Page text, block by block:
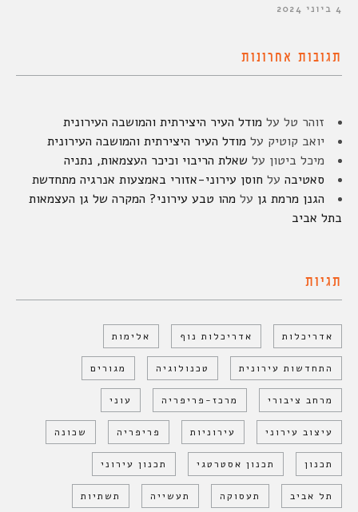
4 ביוני 2024
תגובות אחרונות
זוהר טל על מודל העיר היצירתית והמושבה העירונית
יואב קוטיק על מודל העיר היצירתית והמושבה העירונית
מיכל ביטון על שאלת הריבוי וכיכר העצמאות, נתניה
סאטיבה על חוסן עירוני-אזורי באמצעות אנרגיה מתחדשת
הגנן מרמת גן על מהו טבע עירוני? המקרה של גן העצמאות
בתל אביב
תגיות
אדריכלות אדריכלות נוף אלימות
התחדשות עירונית טכנולוגיה מגורים
מרחב ציבורי מרכז-פריפריה עוני
עיצוב עירוני עירוניות פריפריה שכונה
תכנון תכנון אסטרטגי תכנון עירוני
תל אביב תעסוקה תעשייה תשתיות